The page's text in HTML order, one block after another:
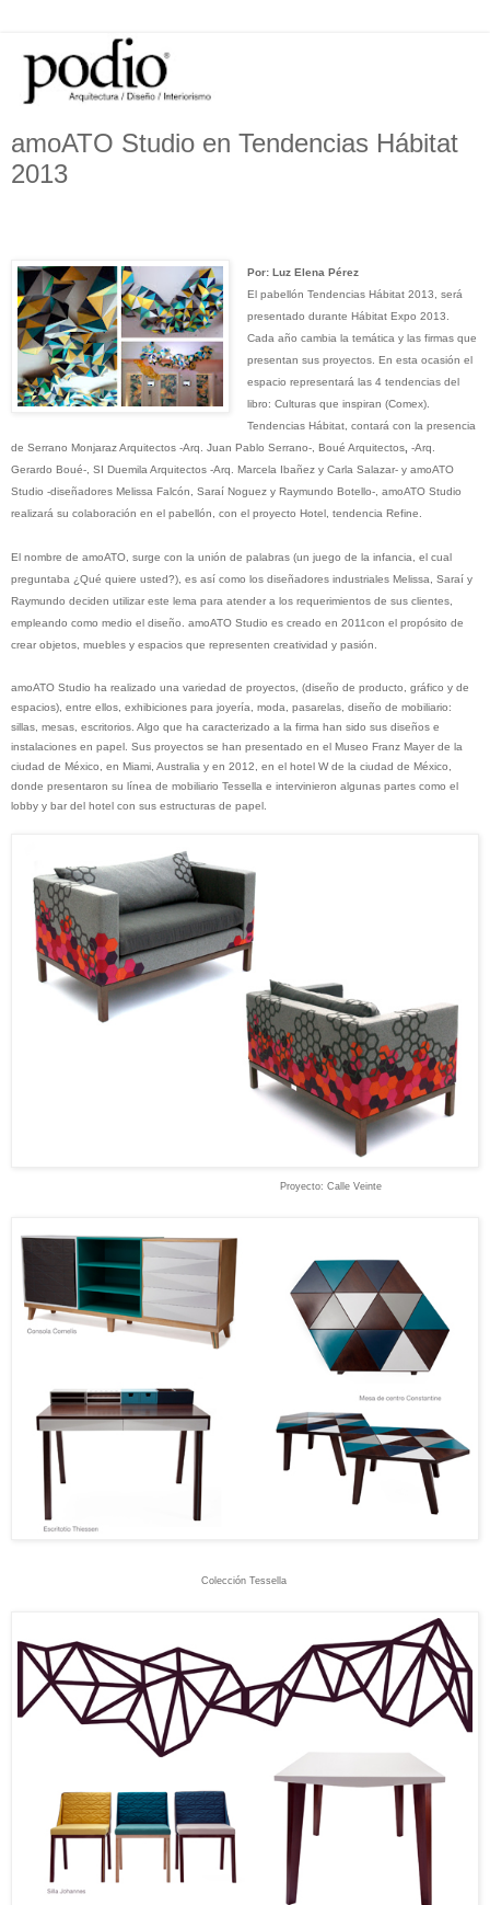
amoATO Studio en Tendencias Hábitat
2013
Por: Luz Elena Pérez
El pabellón Tendencias Hábitat 2013, será
presentado durante Hábitat Expo 2013.
Cada año cambia la temática y las firmas que
presentan sus proyectos. En esta ocasión el
espacio representará las 4 tendencias del
libro: Culturas que inspiran (Comex).
Tendencias Hábitat, contará con la presencia
de Serrano Monjaraz Arquitectos -Arq. Juan Pablo Serrano-, Boué Arquitectos -Arq.
Gerardo Boué-, SI Duemila Arquitectos -Arq. Marcela Ibañez y Carla Salazar- y amoATO
Studio -diseñadores Melissa Falcón, Saraí Noguez y Raymundo Botello-, amoATO Studio
realizará su colaboración en el pabellón, con el proyecto Hotel, tendencia Refine
El nombre de amoATO, surge con la unión de palabras (un juego de la infancia, el cual
preguntaba ¿Qué quiere usted?), es así como los diseñadores industriales Melissa, Saraí y
Raymundo deciden utilizar este lema para atender a los requerimientos de sus clientes,
empleando como medio el diseño. amoATO Studio es creado en 2011con el propósito de
crear objetos, muebles y espacios que representen creatividad y pasión.
amoATO Studio ha realizado una variedad de proyectos, (diseño de producto, gráfico y de
espacios), entre ellos, exhibiciones para joyería, moda, pasarelas, diseño de mobiliario:
sillas, mesas, escritorios. Algo que ha caracterizado a la firma han sido sus diseños e
instalaciones en papel. Sus proyectos se han presentado en el Museo Franz Mayer de la
ciudad de México, en Miami, Australia y en 2012, en el hotel W de la ciudad de México,
donde presentaron su línea de mobiliario Tessella e intervinieron algunas partes como el
lobby y bar del hotel con sus estructuras de papel.
Proyecto: Calle Veinte
Colección Tessella